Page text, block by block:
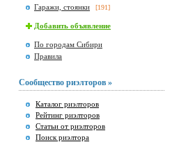
Гаражи, стоянки [191]
Добавить объявление
По городам Сибири
Правила
Сообщество риэлторов »
Каталог риэлторов
Рейтинг риэлторов
Статьи от риэлторов
Поиск риэлтора